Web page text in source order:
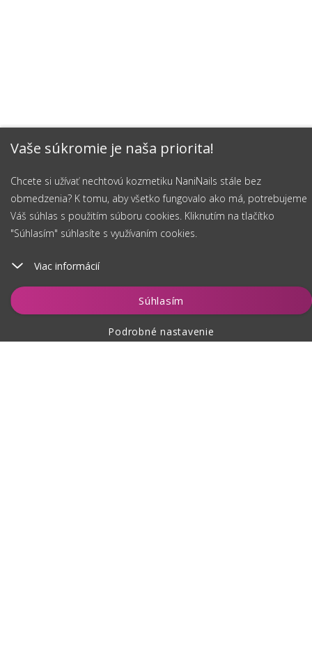
Vaše súkromie je naša priorita!
Chcete si užívať nechtovú kozmetiku NaniNails stále bez
obmedzenia? K tomu, aby všetko fungovalo ako má, potrebujeme
Váš súhlas s použitím súboru cookies. Kliknutím na tlačítko
"Súhlasím" súhlasíte s využívaním cookies.
Viac informácií
Súhlasím
Podrobné nastavenie
Vložiť do košíka